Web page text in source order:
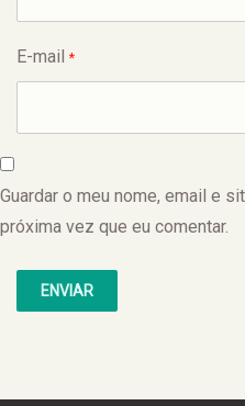
E-mail *
Guardar o meu nome, email e
próxima vez que eu comentar.